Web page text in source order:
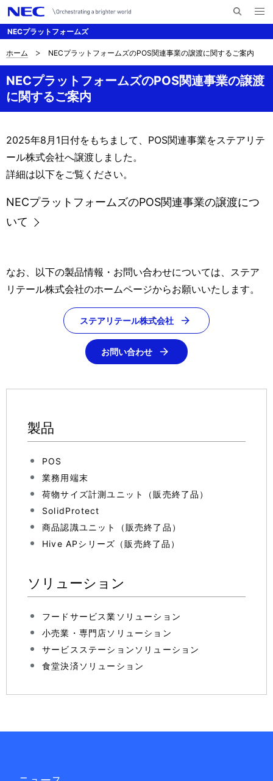
NECプラットフォームズ
検
索
メ
ニ
ナ
ビ
ゲ
ー
シ
ョ
ン
サ
イ
ト
の
現
位
ホーム NECプラットフォームズのPOS関連事業の譲渡に関するご案内
NECプラットフォームズのPOS関連事業の譲渡
に関するご案内
2025年8月1日付をもちまして、POS関連事業をステアリテ
ール株式会社へ譲渡しました。
詳細は以下をご覧ください。
NECプラットフォームズのPOS関連事業の譲渡につ
いて
なお、以下の製品情報・お問い合わせについては、ステア
リテール株式会社のホームページからお願いいたします。
ステアリテール株式会社
お問い合わせ
製品
POS
業務用端末
荷物サイズ計測ユニット（販売終了品）
SolidProtect
商品認識ユニット（販売終了品）
Hive APシリーズ（販売終了品）
ソリューション
フードサービス業ソリューション
小売業・専門店ソリューション
サービスステーションソリューション
食堂決済ソリューション